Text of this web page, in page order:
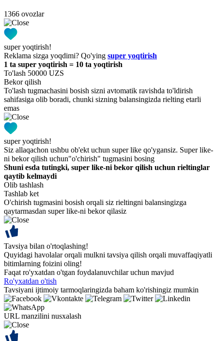
1366 ovozlar
super yoqtirish!
Reklama sizga yoqdimi? Qo'ying super yoqtirish
1 ta super yoqtirish = 10 ta yoqtirish
To'lash 50000 UZS
Bekor qilish
To'lash tugmachasini bosish sizni avtomatik ravishda to'ldirish
sahifasiga olib boradi, chunki sizning balansingizda rielting etarli
emas
super yoqtirish!
Siz allaqachon ushbu ob'ekt uchun super like qo'ygansiz. Super like-
ni bekor qilish uchun"o'chirish" tugmasini bosing
Shuni esda tutingki, super like-ni bekor qilish uchun rieltinglar
qaytib kelmaydi
Olib tashlash
Tashlab ket
O'chirish tugmasini bosish orqali siz rieltingni balansingizga
qaytarmasdan super like-ni bekor qilasiz
Tavsiya bilan o'rtoqlashing!
Quyidagi havolalar orqali mulkni tavsiya qilish orqali muvaffaqiyatli
bitimlarning foizini oling!
Faqat ro'yxatdan o'tgan foydalanuvchilar uchun mavjud
Ro'yxatdan o'tish
Tavsiyani ijtimoiy tarmoqlaringizda baham ko'rishingiz mumkin
URL manzilini nusxalash